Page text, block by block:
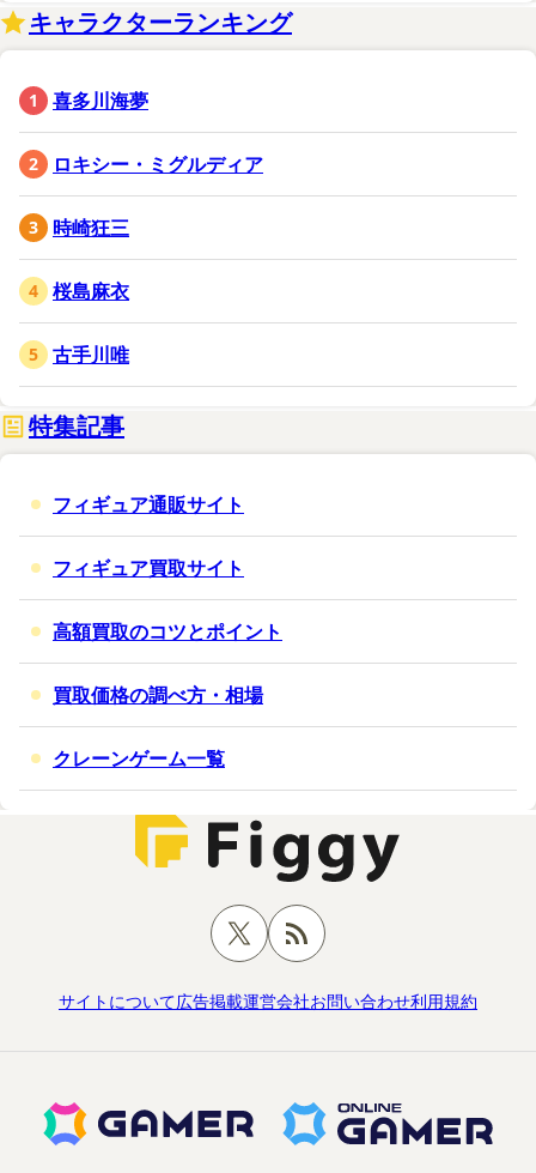
キャラクターランキング
喜多川海夢
ロキシー・ミグルディア
時崎狂三
桜島麻衣
古手川唯
特集記事
フィギュア通販サイト
フィギュア買取サイト
高額買取のコツとポイント
買取価格の調べ方・相場
クレーンゲーム一覧
サイトについて広告掲載運営会社お問い合わせ利用規約